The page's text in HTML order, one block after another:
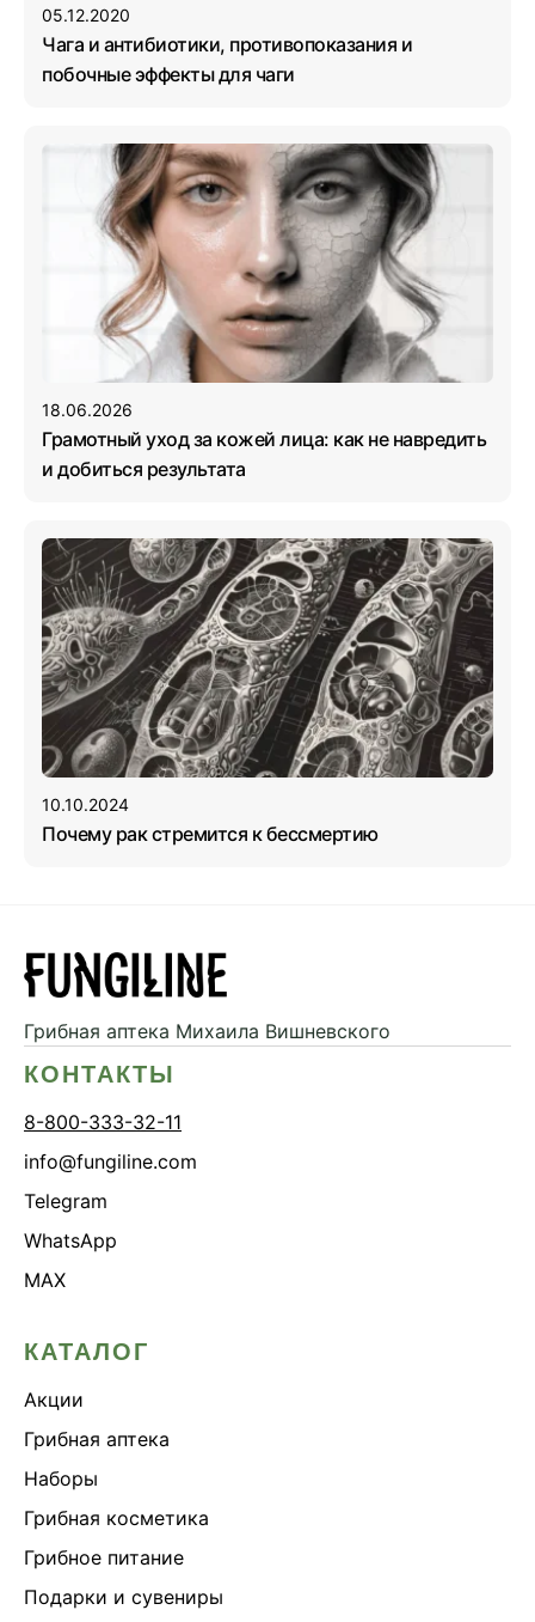
05.12.2020
Чага и антибиотики, противопоказания и
побочные эффекты для чаги
18.06.2026
Грамотный уход за кожей лица: как не навредить
и добиться результата
10.10.2024
Почему рак стремится к бессмертию
Грибная аптека Михаила Вишневского
КОНТАКТЫ
8-800-333-32-11
info@fungiline.com
Telegram
WhatsApp
MAX
КАТАЛОГ
Акции
Грибная аптека
Наборы
Грибная косметика
Грибное питание
Подарки и сувениры